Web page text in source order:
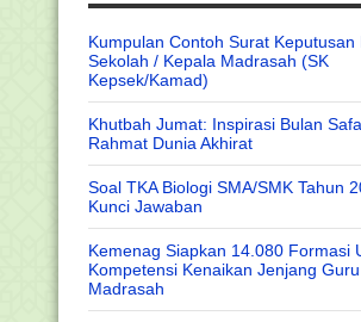
Kumpulan Contoh Surat Keputusan
Sekolah / Kepala Madrasah (SK
Kepsek/Kamad)
Khutbah Jumat: Inspirasi Bulan
Rahmat Dunia Akhirat
Soal TKA Biologi SMA/SMK Tahun
Kunci Jawaban
Kemenag Siapkan 14.080 Formasi
Kompetensi Kenaikan Jenjang Guru
Madrasah